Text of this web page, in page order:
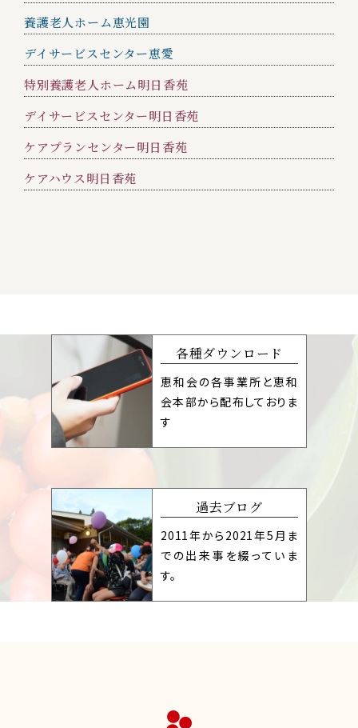
養護老人ホーム恵光園
デイサービスセンター恵愛
特別養護老人ホーム明日香苑
デイサービスセンター明日香苑
ケアプランセンター明日香苑
ケアハウス明日香苑
各種ダウンロード
恵和会の各事業所と恵和
会本部から配布しておりま
す
過去ブログ
2011年から2021年5月ま
での出来事を綴っていま
す。